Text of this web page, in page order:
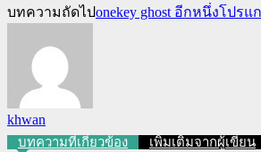
บทความถัดไปonekey ghost อีกหนึ่งโปร
khwan
บทความที่เกี่ยวข้อง เพิ่มเติมจากผู้เขียน